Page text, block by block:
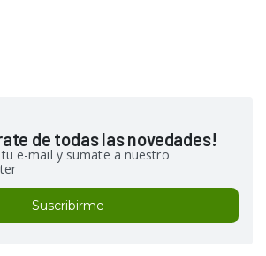
de todas las novedades!
e-mail y sumate a nuestro
Suscribirme